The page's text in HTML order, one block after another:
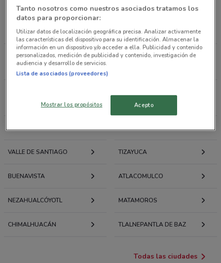
alrededor
ECATEPEC DE MORELOS PROGRESO
IXMIQUILPAN
SAN CRISTÓBAL DE LAS
BERRIOZÁBAL
MORELOS EMILIANO ZAPATA
VALLE DE SANTIAGO TIZAYUCA
BUENAVISTA ATLACOMULCO
NEZAHUALCÓYOTL MATAMOROS
CHIMALHUACÁN TLALNEPANTLA DE BAZ
Todas las ciudades
Tanto nosotros como nuestros asociados tratamos los
datos para proporcionar:
Utilizar datos de localización geográfica precisa. Analizar activamente
las características del dispositivo para su identificación. Almacenar la
información en un dispositivo y/o acceder a ella. Publicidad y contenido
personalizados, medición de publicidad y contenido, investigación de
audiencia y desarrollo de servicios.
Lista de asociados (proveedores)
Mostrar los propósitos Acepto